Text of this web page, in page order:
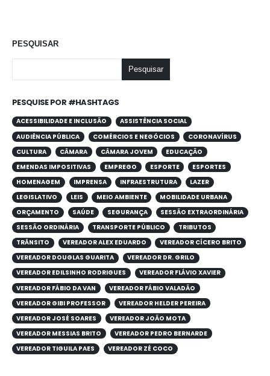
PESQUISAR
Pesquisar
PESQUISE POR #HASHTAGS
ACESSIBILIDADE E INCLUSÃO
ASSISTÊNCIA SOCIAL
AUDIÊNCIA PÚBLICA
COMÉRCIOS E NEGÓCIOS
CORONAVÍRUS
CULTURA
CÂMARA CÂMARA JOVEM
EDUCAÇÃO
EMENDAS IMPOSITIVAS
EMPREGO ESPORTE
ESPORTES
HOMENAGEM
IMPRENSA INFRAESTRUTURA
LAZER
LEGISLATIVO
LEIS MEIO AMBIENTE
MOBILIDADE URBANA
ORÇAMENTO
SAÚDE SEGURANÇA
SESSÃO EXTRAORDINÁRIA
SESSÃO ORDINÁRIA
TRANSPORTE PÚBLICO
TRIBUTOS
TRÂNSITO
VEREADOR ALEX EDUARDO
VEREADOR CÍCERO BRITO
VEREADOR DOUGLAS GUARITA
VEREADOR DR. GRILO
VEREADOR EDILSINHO RODRIGUES
VEREADOR FLÁVIO XAVIER
VEREADOR FÁBIO DA VAN
VEREADOR FÁBIO VALADÃO
VEREADOR GIBI PROFESSOR
VEREADOR HELDER PEREIRA
VEREADOR JOSÉ SOARES
VEREADOR JOÃO MOTA
VEREADOR MESSIAS BRITO
VEREADOR PEDRO BERNARDE
VEREADOR TIGUILA PAES
VEREADOR ZÉ COCO